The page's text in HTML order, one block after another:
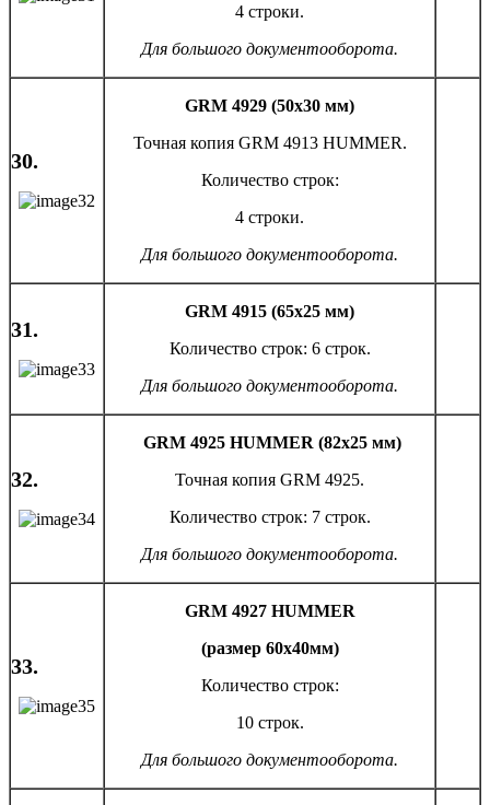
4 строки.
Для большого документооборота.
30.
GRM 4929 (50х30 мм)
Точная копия GRM 4913 HUMMER.
Количество строк:
4 строки.
Для большого документооборота.
31.
GRM 4915 (65х25 мм)
Количество строк: 6 строк.
Для большого документооборота.
32.
GRM 4925 HUMMER (82х25 мм)
Точная копия GRM 4925.
Количество строк: 7 строк.
Для большого документооборота.
33.
GRM4927 HUMMER
(размер 60х40мм)
Количество строк:
10 строк.
Для большого документооборота.